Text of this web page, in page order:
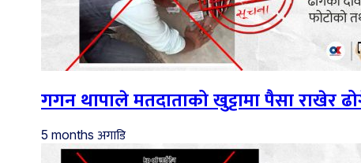
गगन थापाले मतदाताको खुट्टामा पैसा राखेर
5 months अगाडि